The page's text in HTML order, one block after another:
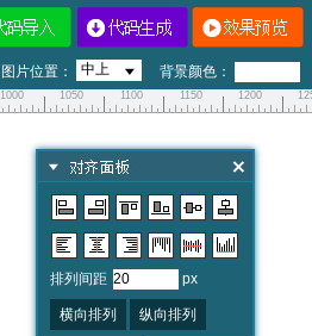
图片位置： 背景颜色：
排列间距 px
横向排列 纵向排列
1000 1050 1100 1150 1200